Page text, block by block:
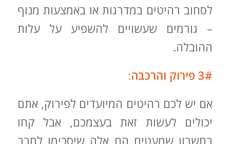
לסחוב רהיטים במדרגות או באמצעות מנוף
– גורמים שעשויים להשפיע על עלות
ההובלה.
3# פירוק והרכבה:
אם יש לכם רהיטים המיועדים לפירוק, אתם
יכולים לעשות זאת בעצמכם, אבל קחו
בחשבון שמעטים הם אלה שיסכימו לחבר